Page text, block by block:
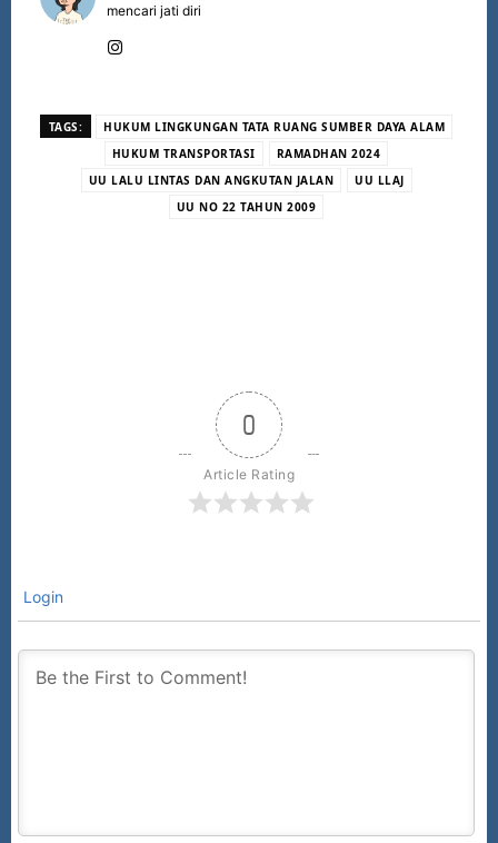
mencari jati diri
TAGS:
HUKUM LINGKUNGAN TATA RUANG SUMBER DAYA ALAM
HUKUM TRANSPORTASI
RAMADHAN 2024
UU LALU LINTAS DAN ANGKUTAN JALAN
UU LLAJ
UU NO 22 TAHUN 2009
0
Article Rating
Login